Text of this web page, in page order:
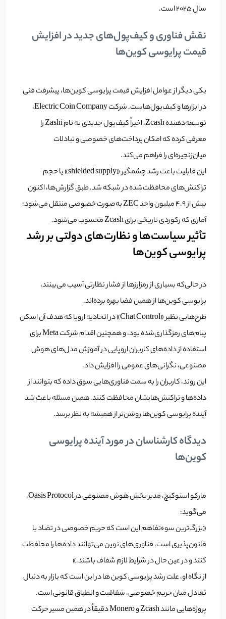
سال ۲۰۲۵ است.
نقش فناوری و کیف‌پول‌های جدید در افزایش
قیمت پرایوسی کوین‌ها
یکی دیگر از عوامل افزایش قیمت پرایوسی کوین‌ها، پیشرفت فنی
در ابزارها و کیف‌پول‌هاست. شرکت Electric Coin Company،
توسعه‌دهنده Zcash، اخیراً کیف‌پول جدیدی به نام Zashi را
معرفی کرده که امکان پرداخت‌های خصوصی و تبادلات
میان‌زنجیره‌ای را فراهم می‌کند.
این قابلیت باعث رشد چشمگیر «shielded supply» یا حجم
تراکنش‌های محافظت‌شده در شبکه شد. طبق گزارش‌ها، اکنون
بیش از ۴.۹ میلیون واحد ZEC به‌صورت خصوصی منتقل می‌شود؛
آماری که رکوردی تاریخی برای Zcash محسوب می‌شود.
تأثیر سیاست‌ها و نظارت‌های دولتی بر رشد
پرایوسی کوین‌ها
در حالی‌که بسیاری از رمزارزها از فشار نظارتی آسیب می‌بینند،
پرایوسی کوین‌ها از همین فضا بهره برده‌اند.
طرح‌هایی نظیر «Chat Control» در اتحادیه اروپا که هدف آن اسکن
پیام‌های رمزگذاری‌شده بود، و همچنین اقدام شرکت Meta برای
استفاده از داده‌های کاربران اروپایی در آموزش مدل‌های هوش
مصنوعی، نگرانی‌های عمومی را افزایش داد.
این روند، کاربران را به سمت فناوری‌هایی سوق داده که بتوانند از
داده‌ها و تراکنش‌هایشان محافظت کنند. همین مسئله باعث شد
آینده پرایوسی کوین‌ها روشن‌تر از همیشه به نظر برسد.
دیدگاه کارشناسان در مورد آینده پرایوسی
کوین‌ها
مارکو استوکیچ، مدیر بخش هوش مصنوعی در Oasis Protocol،
می‌گوید:
«بزرگ‌ترین سوء‌تفاهم این است که حریم خصوصی در تضاد با
قانون‌پذیری است. فناوری‌های نوین می‌توانند داده‌ها را محافظت
کنند و در عین حال در شرایط لازم شفاف باشند.»
از نگاه او، علت رشد پرایوسی کوین ها در این است که بازار به دنبال
تعادل میان حریم خصوصی، شفافیت و انطباق قانونی است.
پروژه‌هایی مانند Zcash و Monero دقیقاً در همین مسیر حرکت